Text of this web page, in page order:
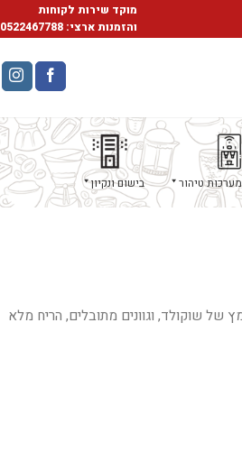
מוקד שירות לקוחות
והזמנות ארצי: 0522467788
טיהור בישום ונקיון
של שוקולד, וגוונים מתובלים, הריח מלא